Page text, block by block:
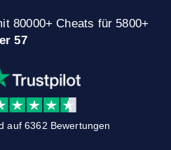
80000+ Cheats für 5800+
57
auf 6362 Bewertungen